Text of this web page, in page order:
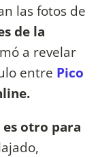
las fotos de
de la
a revelar
entre Pico
es otro para